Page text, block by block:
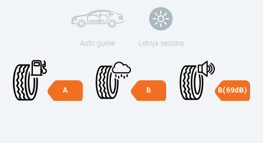
Auto gume Letnja sezona
A B B(69dB)